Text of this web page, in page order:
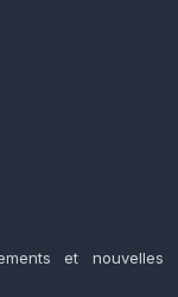
et nouvelles